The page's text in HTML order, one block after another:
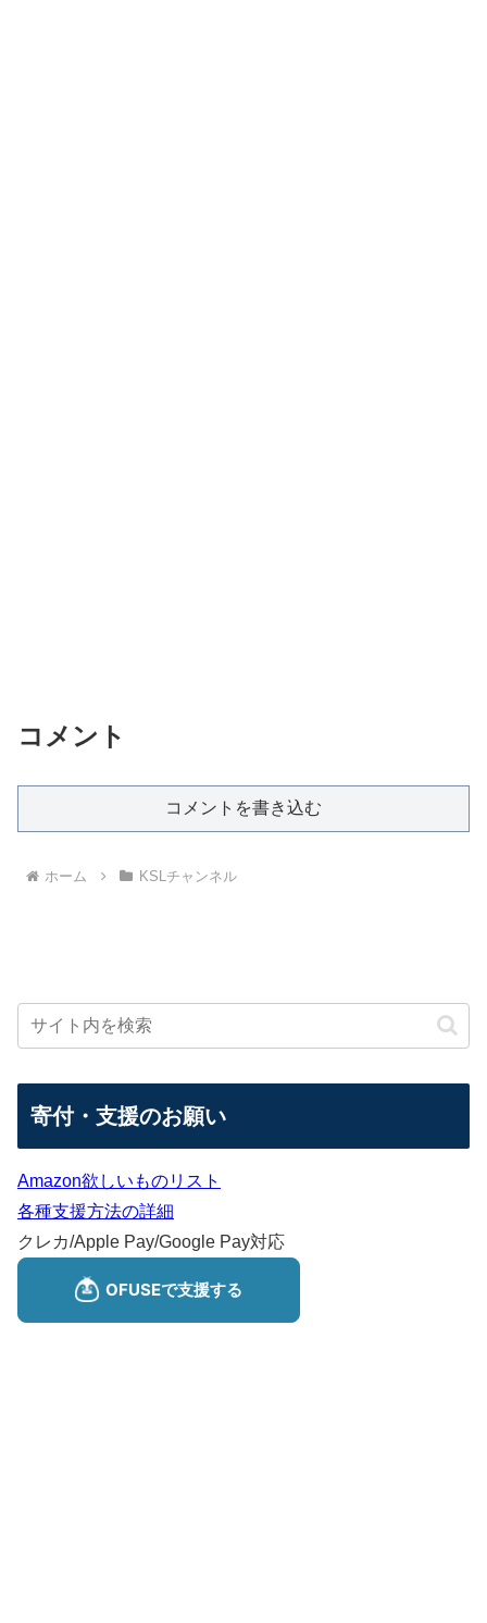
コメント
コメントを書き込む
ホーム KSLチャンネル
寄付・支援のお願い
Amazon欲しいものリスト
各種支援方法の詳細
クレカ/Apple Pay/Google Pay対応